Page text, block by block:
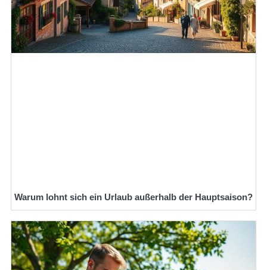
Warum lohnt sich ein Urlaub außerhalb der Hauptsaison?